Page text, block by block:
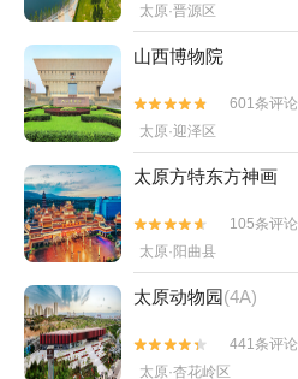
太原·晋源区
山西博物院


601条评论
太原·迎泽区
太原方特东方神画


105条评论
太原·阳曲县
太原动物园(4A)


441条评论
太原·杏花岭区